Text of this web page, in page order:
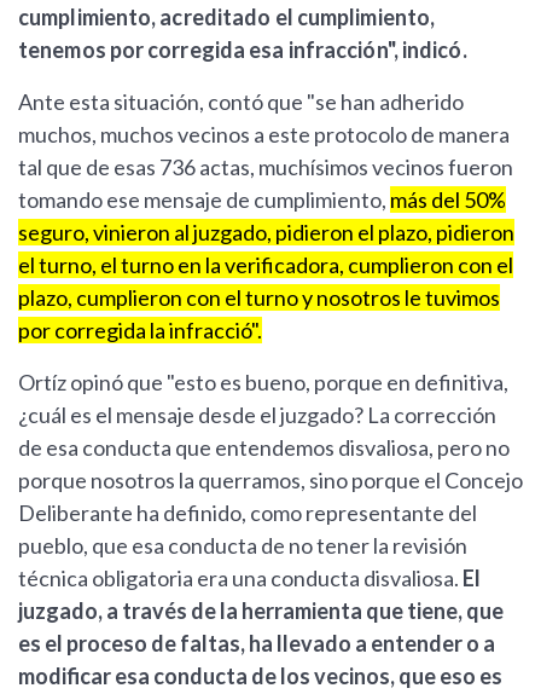
cumplimiento, acreditado el cumplimiento,
tenemos por corregida esa infracción", indicó.
Ante esta situación, contó que "se han adherido
muchos, muchos vecinos a este protocolo de manera
tal que de esas 736 actas, muchísimos vecinos fueron
tomando ese mensaje de cumplimiento, más del 50%
seguro, vinieron al juzgado, pidieron el plazo, pidieron
el turno, el turno en la verificadora, cumplieron con el
plazo, cumplieron con el turno y nosotros le tuvimos
por corregida la infracció".
Ortíz opinó que "esto es bueno, porque en definitiva,
¿cuál es el mensaje desde el juzgado? La corrección
de esa conducta que entendemos disvaliosa, pero no
porque nosotros la querramos, sino porque el Concejo
Deliberante ha definido, como representante del
pueblo, que esa conducta de no tener la revisión
técnica obligatoria era una conducta disvaliosa. El
juzgado, a través de la herramienta que tiene, que
es el proceso de faltas, ha llevado a entender o a
modificar esa conducta de los vecinos, que eso es